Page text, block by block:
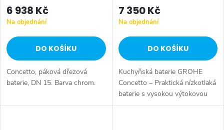
6 938 Kč
Na objednání
DO KOŠÍKU
Concetto, páková dřezová
baterie, DN 15. Barva chrom.
7 350 Kč
Na objednání
DO KOŠÍKU
Kuchyňská baterie GROHE
Concetto – Praktická nízkotlaká
baterie s vysokou výtokovou
trubicí. Barva chrom.